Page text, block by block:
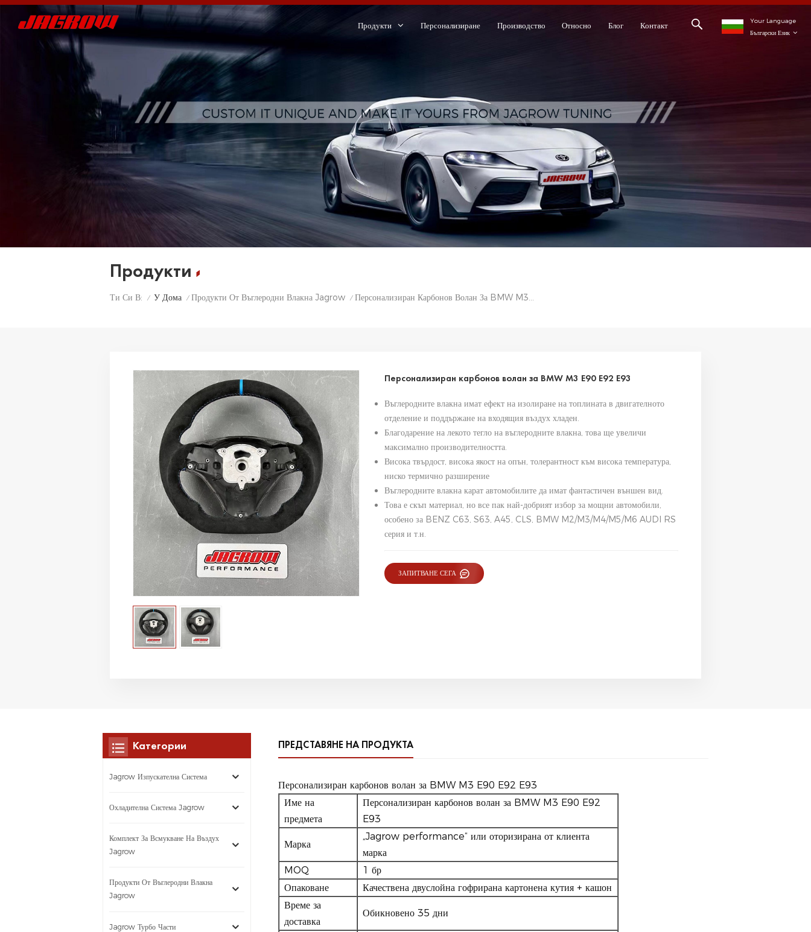
Your Language
Български Език
Продукти Персонализиране Производство Относно Блог Контакт
Продукти
Ти Си В: / У Дома / Продукти От Въглеродни Влакна Jagrow / Персонализиран Карбонов Волан За BMW M3 E90 E92 E93
Персонализиран карбонов волан за BMW M3 E90 E92 E93
Въглеродните влакна имат ефект на изолиране на топлината в двигателното
отделение и поддържане на входящия въздух хладен.
Благодарение на лекото тегло на въглеродните влакна, това ще увеличи
максимално производителността.
Висока твърдост, висока якост на опън, толерантност към висока температура,
ниско термично разширение
Въглеродните влакна карат автомобилите да имат фантастичен външен вид.
Това е скъп материал, но все пак най-добрият избор за мощни автомобили,
особено за BENZ C63, S63, A45, CLS, BMW M2/M3/M4/M5/M6 AUDI RS
серия и т.н.
ЗАПИТВАНЕ СЕГА
ПРЕДСТАВЯНЕ НА ПРОДУКТА
Персонализиран карбонов волан за BMW M3 E90 E92 E93
Име на
предмета
Персонализиран карбонов волан за BMW M3 E90 E92
E93
Марка
„Jagrow performance“ или оторизирана от клиента
марка
MOQ
1 бр
Опаковане
Качествена двуслойна гофрирана картонена кутия + кашон
Време за
доставка
Обикновено 35 дни
Категории
Jagrow Изпускателна Система
Охладителна Система Jagrow
Комплект За Всмукване На Въздух
Jagrow
Продукти От Въглеродни Влакна
Jagrow
Jagrow Турбо Части